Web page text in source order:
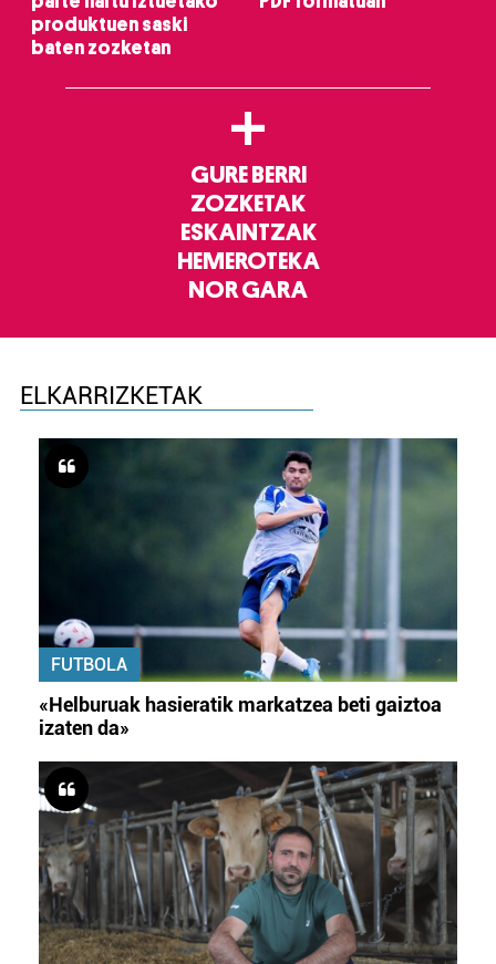
produktuen saski
baten zozketan
+
GURE BERRI
ZOZKETAK
ESKAINTZAK
HEMEROTEKA
NOR GARA
ELKARRIZKETAK
FUTBOLA
«Helburuak hasieratik markatzea beti gaiztoa
izaten da»